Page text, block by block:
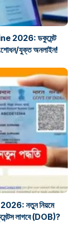
2026: ডকুমেন্ট
সংশোধন/যুক্ত অনলাইন!
নতুন নিয়মে
লাগবে (DOB)?